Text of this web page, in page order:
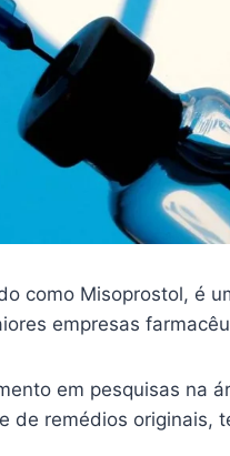
como Misoprostol, é
empresas
em pesquisas na
de remédios originais,